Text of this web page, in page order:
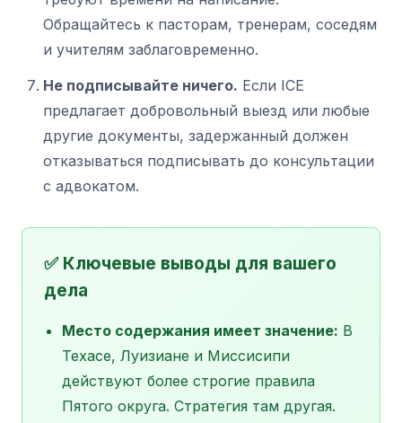
Обращайтесь к пасторам, тренерам, соседям
и учителям заблаговременно.
Не подписывайте ничего. Если ICE
предлагает добровольный выезд или любые
другие документы, задержанный должен
отказываться подписывать до консультации
с адвокатом.
✅ Ключевые выводы для вашего
дела
Место содержания имеет значение: В
Техасе, Луизиане и Миссисипи
действуют более строгие правила
Пятого округа. Стратегия там другая.